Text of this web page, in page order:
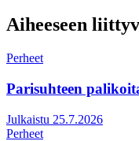
Aiheeseen
Perheet
Parisuhteen
Julkaistu 25.7.2026
Perheet